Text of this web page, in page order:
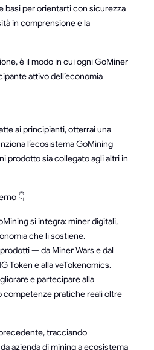
basi per orientarti con sicurezza
in comprensione e la
è il modo in cui ogni GoMiner
attivo dell’economia
ai principianti, otterrai una
l’ecosistema GoMining
prodotto sia collegato agli altri in
👇
si integra: miner digitali,
che li sostiene.
— da Miner Wars e dal
Token e alla veTokenomics.
e partecipare alla
competenze pratiche reali oltre
tracciando
azienda di mining a ecosistema